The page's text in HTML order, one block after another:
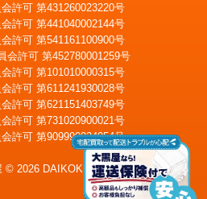
メール査定
許可 第431260023220号
許可 第441040002144号
許可 第541161100900号
会許可 第452780001259号
許可 第101010000315号
許可 第611241930028号
許可 第621151403749号
許可 第731020900021号
許可 第909990034054号
© 2026 DAIKOKUYA, Inc.